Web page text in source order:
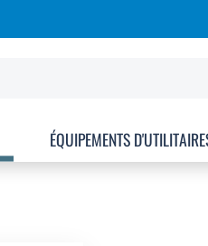
ÉQUIPEMENTS